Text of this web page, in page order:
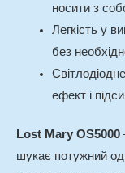
носити з
Легкість у
без
ефект і
Lost Mary OS5000
шукає потужний